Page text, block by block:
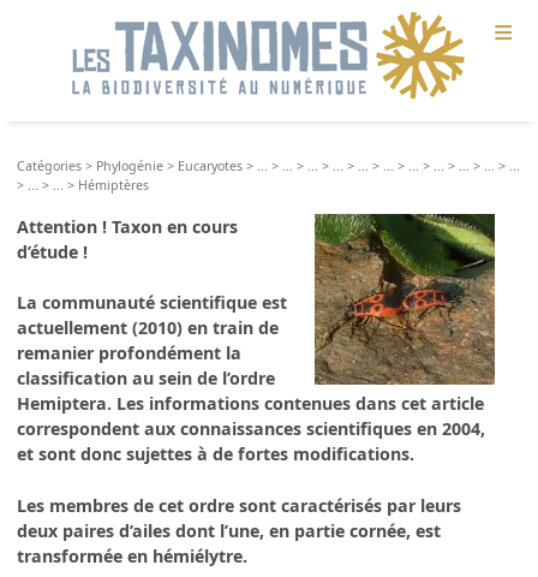
≡
Catégories > Phylogénie > Eucaryotes > > > > > > > > > > >
>
> > Hémiptères
Attention ! Taxon en cours
d’étude !
La communauté scientifique est
actuellement (2010) en train de
remanier profondément la
classification au sein de l’ordre
Hemiptera. Les informations contenues dans cet article
correspondent aux connaissances scientifiques en 2004,
et sont donc sujettes à de fortes modifications.
Les membres de cet ordre sont caractérisés par leurs
deux paires d’ailes dont l’une, en partie cornée, est
transformée en hémiélytre.